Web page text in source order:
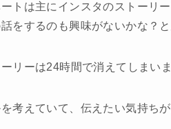
トは主にインスタのストーリ
をするのも興味がないかな？
リーは24時間で消えてしまい
考えていて、伝えたい気持ち